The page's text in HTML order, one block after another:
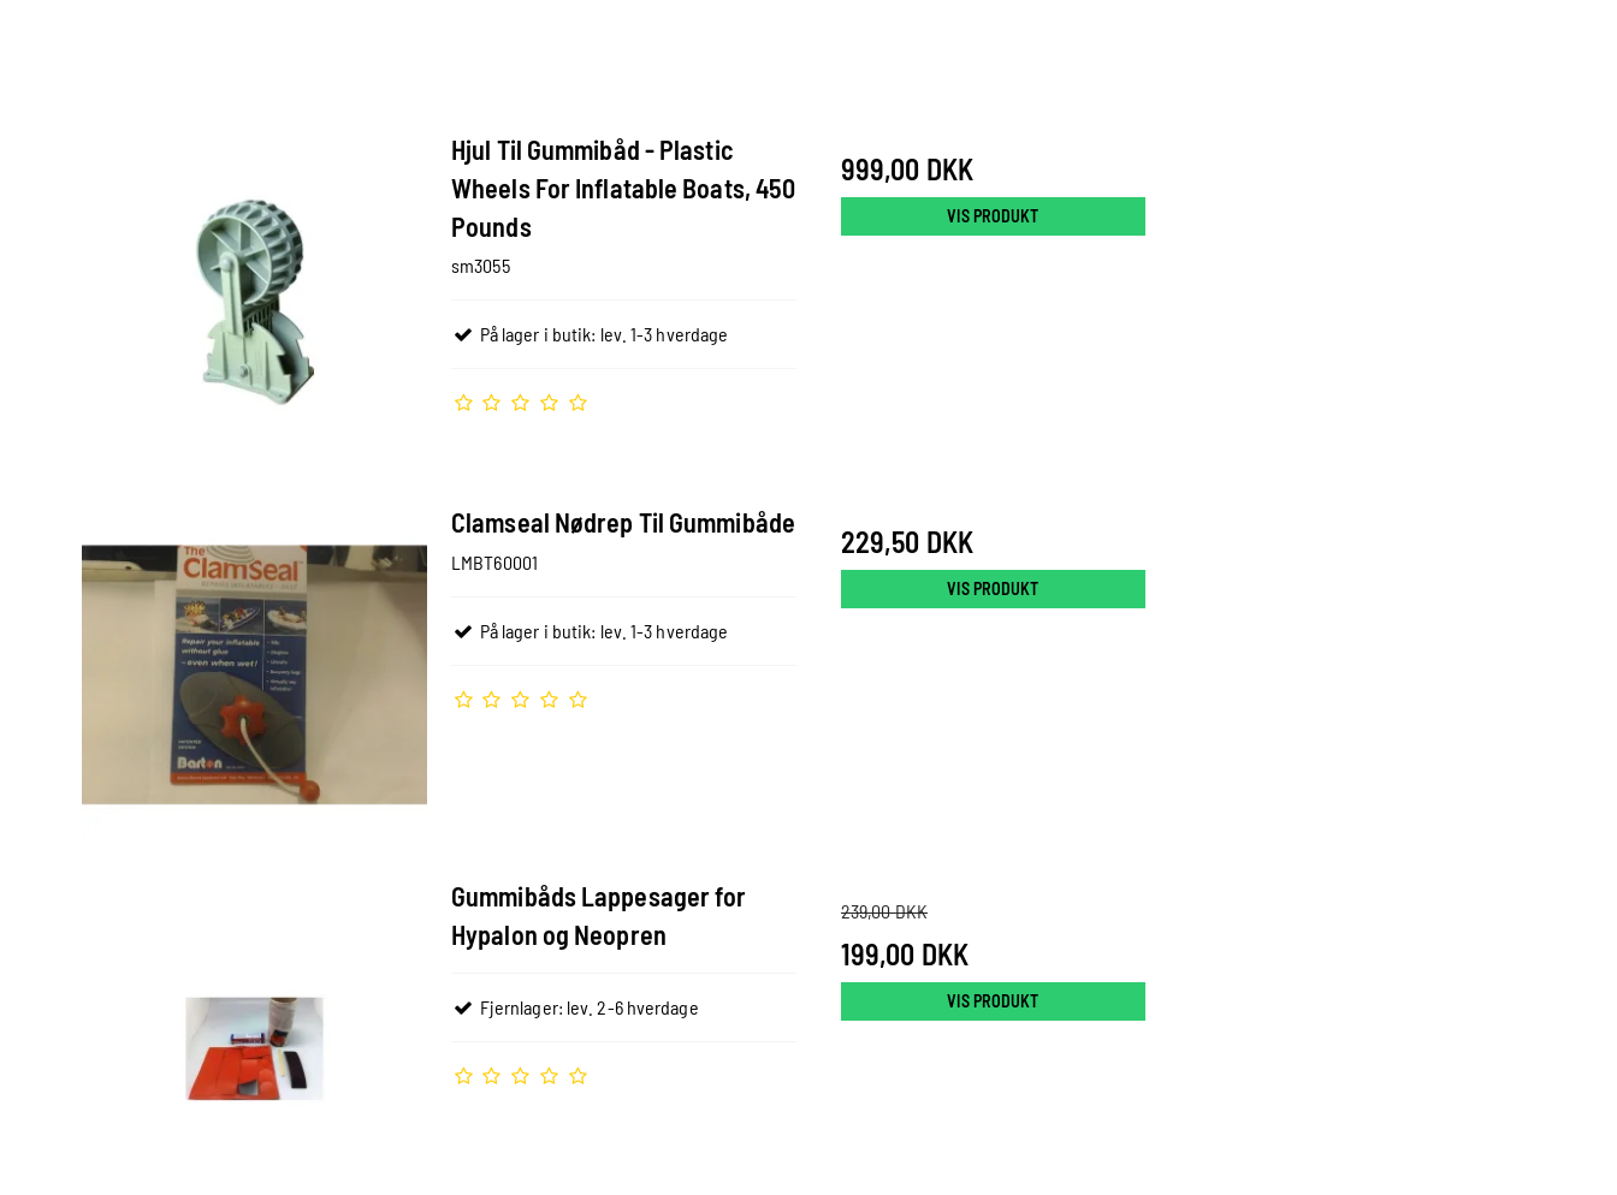
Hjul Til Gummibåd - Plastic
Wheels For Inflatable Boats, 450
Pounds
sm3055
På lager i butik: lev. 1-3 hverdage
999,00 DKK
VIS PRODUKT
Clamseal Nødrep Til Gummibåde
LMBT60001
På lager i butik: lev. 1-3 hverdage
229,50 DKK
VIS PRODUKT
Gummibåds Lappesager for
Hypalon og Neopren
Fjernlager: lev. 2-6 hverdage
239,00 DKK
199,00 DKK
VIS PRODUKT